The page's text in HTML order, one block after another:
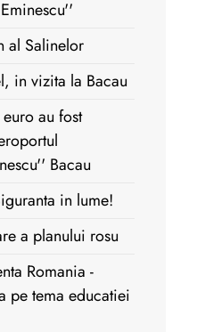
al Salinelor
in vizita la Bacau
au fost
Bacau
in lume!
a planului rosu
Romania -
pe tema educatiei